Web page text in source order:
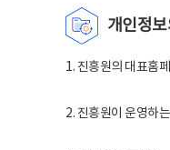
개인정보
1. 진흥원의 대표홈
2. 진흥원이 운영하